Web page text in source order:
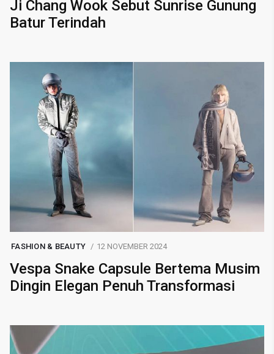
Ji Chang Wook Sebut Sunrise Gunung
Batur Terindah
FASHION & BEAUTY 12 NOVEMBER 2024
Vespa Snake Capsule Bertema Musim
Dingin Elegan Penuh Transformasi